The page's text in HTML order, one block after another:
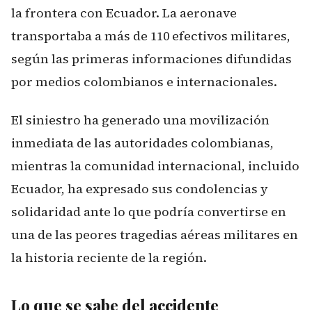
la frontera con Ecuador. La aeronave
transportaba a más de 110 efectivos militares,
según las primeras informaciones difundidas
por medios colombianos e internacionales.
El siniestro ha generado una movilización
inmediata de las autoridades colombianas,
mientras la comunidad internacional, incluido
Ecuador, ha expresado sus condolencias y
solidaridad ante lo que podría convertirse en
una de las peores tragedias aéreas militares en
la historia reciente de la región.
Lo que se sabe del accidente